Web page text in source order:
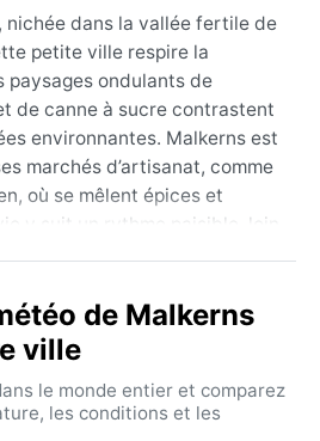
nichée dans la vallée fertile de
petite ville respire la
paysages ondulants de
de canne à sucre contrastent
environnantes. Malkerns est
marchés d’artisanat, comme
où se mêlent épices et
y suit un rythme paisible, loin
m) adoucit le climat, mais la
des points de vue discrets
Usutu.
(subtropical humide à
des étés chauds et
de Malkerns
ville
le monde entier et comparez
les conditions et les